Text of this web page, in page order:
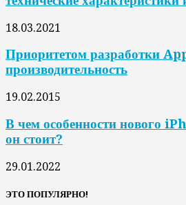
18.03.2021
Приоритетом разработки
производительность
19.02.2015
В чем особенности нового
он стоит?
29.01.2022
ЭТО ПОПУЛЯРНО!